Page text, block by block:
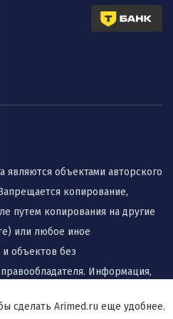
являются объектами авторского
копирование,
путем копирования на другие
или любое иное
объектов без
Информация,
назначения лечения и
сделать Arimed.ru еще удобнее.